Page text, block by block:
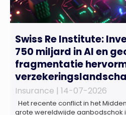
Swiss Re Institute:
750 miljard in AI en
fragmentatie
Insurance | 14-07-2026
Het recente conflict in het
grote wereldwijde aanbodschok